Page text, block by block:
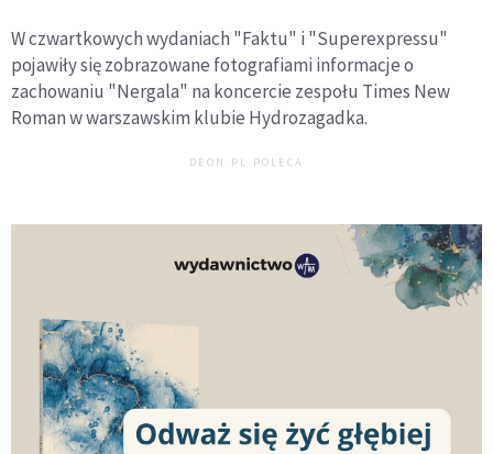
W czwartkowych wydaniach "Faktu" i "Superexpressu"
pojawiły się zobrazowane fotografiami informacje o
zachowaniu "Nergala" na koncercie zespołu Times New
Roman w warszawskim klubie Hydrozagadka.
DEON.PL POLECA